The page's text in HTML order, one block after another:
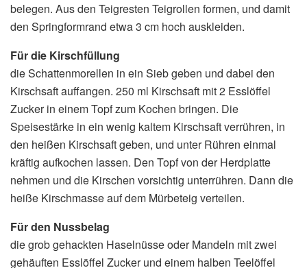
belegen. Aus den Teigresten Teigrollen formen, und damit
den Springformrand etwa 3 cm hoch auskleiden.
Für die Kirschfüllung
die Schattenmorellen in ein Sieb geben und dabei den
Kirschsaft auffangen. 250 ml Kirschsaft mit 2 Esslöffel
Zucker in einem Topf zum Kochen bringen. Die
Speisestärke in ein wenig kaltem Kirschsaft verrühren, in
den heißen Kirschsaft geben, und unter Rühren einmal
kräftig aufkochen lassen. Den Topf von der Herdplatte
nehmen und die Kirschen vorsichtig unterrühren. Dann die
heiße Kirschmasse auf dem Mürbeteig verteilen.
Für den Nussbelag
die grob gehackten Haselnüsse oder Mandeln mit zwei
gehäuften Esslöffel Zucker und einem halben Teelöffel